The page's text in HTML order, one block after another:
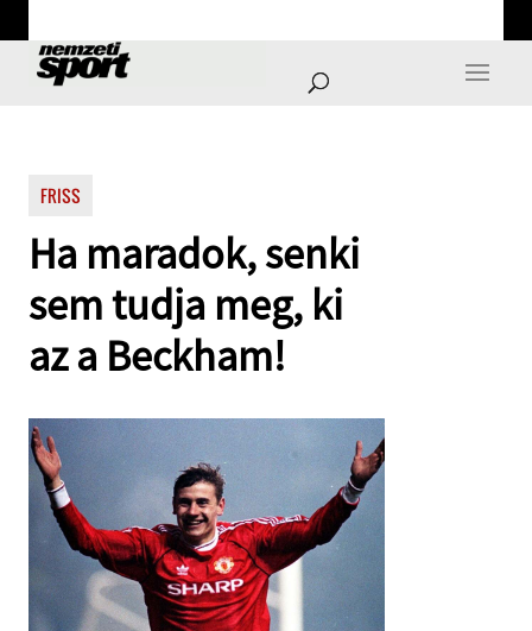
FRISS
Ha maradok, senki
sem tudja meg, ki
az a Beckham!